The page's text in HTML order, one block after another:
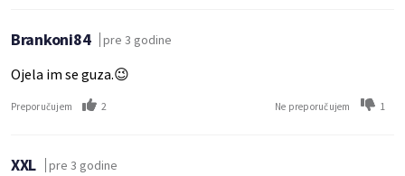
Brankoni84 pre 3 godine
Ojela im se guza.😉
Preporučujem 2 Ne preporučujem 1
XXL pre 3 godine